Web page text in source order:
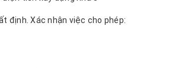
định. Xác nhận việc cho phép: